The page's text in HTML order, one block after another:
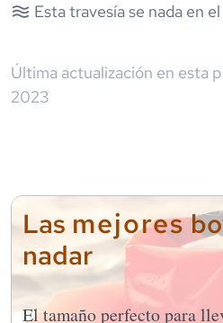
Esta travesía se nada en el
Última actualización en esta
2023
Las mejores
nadar
El tamaño perfecto para